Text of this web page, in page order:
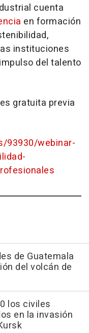
cuenta
en formación
instituciones
del talento
gratuita previa
93930/webinar-
de Guatemala
del volcán de
los civiles
en la invasión